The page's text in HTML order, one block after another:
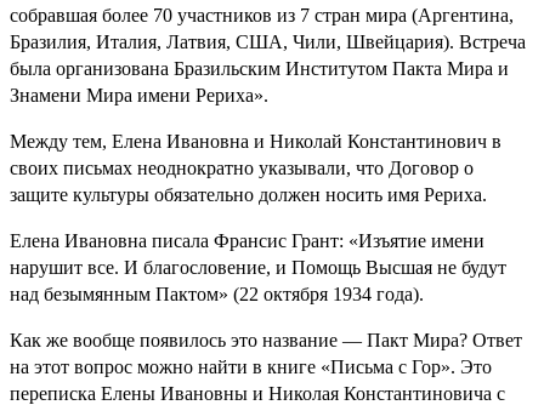
собравшая более 70 участников из 7 стран мира (Аргентина,
Бразилия, Италия, Латвия, США, Чили, Швейцария). Встреча
была организована Бразильским Институтом Пакта Мира и
Знамени Мира имени Рериха».
Между тем, Елена Ивановна и Николай Константинович в
своих письмах неоднократно указывали, что Договор о
защите культуры обязательно должен носить имя Рериха.
Елена Ивановна писала Франсис Грант: «Изъятие имени
нарушит все. И благословение, и Помощь Высшая не будут
над безымянным Пактом» (22 октября 1934 года).
Как же вообще появилось это название — Пакт Мира? Ответ
на этот вопрос можно найти в книге «Письма с Гор». Это
переписка Елены Ивановны и Николая Константиновича с